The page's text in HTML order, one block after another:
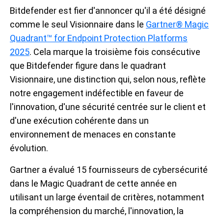
Bitdefender est fier d'annoncer qu'il a été désigné
comme le seul Visionnaire dans le Gartner® Magic
Quadrant™ for Endpoint Protection Platforms
2025. Cela marque la troisième fois consécutive
que Bitdefender figure dans le quadrant
Visionnaire, une distinction qui, selon nous, reflète
notre engagement indéfectible en faveur de
l'innovation, d'une sécurité centrée sur le client et
d'une exécution cohérente dans un
environnement de menaces en constante
évolution.
Gartner a évalué 15 fournisseurs de cybersécurité
dans le Magic Quadrant de cette année en
utilisant un large éventail de critères, notamment
la compréhension du marché, l'innovation, la